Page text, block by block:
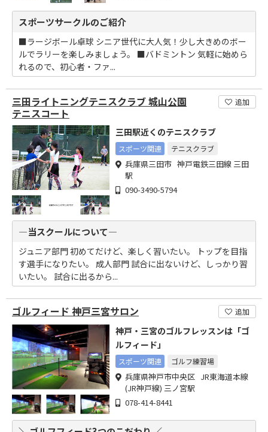
スポーツサークルのご紹介
■ラージボール卓球 シニア世代に大人気！少し大きめのボー
ルでラリーを楽しみましょう。 ■バドミントン 気軽に始めら
れるので、初心者・ファ...
三田ライトニングテニスクラブ 城山公園
テニスコート
追加
三田駅近くのテニスクラブ
スポーツ関連 テニスクラブ
兵庫県三田市 神戸電鉄三田線 三田
駅
090-3490-5794
―当スクールについて―
ジュニア部門 初めてだけど、楽しく習いたい。 トップを目指
す選手になりたい。 成人部門 試合に出ないけど、しっかり習
いたい。 試合に出るから...
ゴルフィード 神戸三宮サロン 追加
神戸・三宮のゴルフレッスンは「ゴ
ルフィード」
スポーツ関連 ゴルフ練習場
兵庫県神戸市中央区 JR東海道本線
(JR神戸線) 三ノ宮駅
078-414-8441